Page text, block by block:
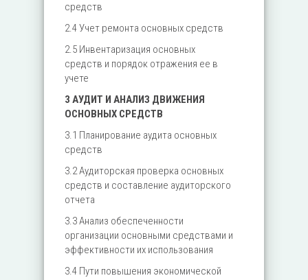
средств
2.4 Учет ремонта основных средств
2.5 Инвентаризация основных
средств и порядок отражения ее в
учете
3 АУДИТ И АНАЛИЗ ДВИЖЕНИЯ
ОСНОВНЫХ СРЕДСТВ
3.1 Планирование аудита основных
средств
3.2 Аудиторская проверка основных
средств и составление аудиторского
отчета
3.3 Анализ обеспеченности
организации основными средствами и
эффективности их использования
3.4 Пути повышения экономической